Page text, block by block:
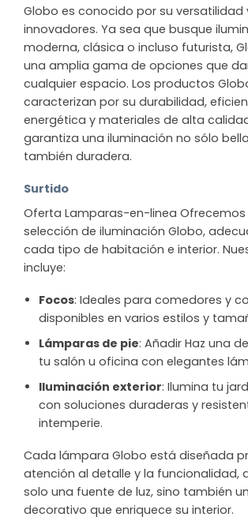
Globo es conocido por su versatilidad
innovadores. Ya sea que busque
moderna, clásica o incluso futurista,
una amplia gama de opciones que
cualquier espacio. Los productos
caracterizan por su durabilidad,
energética y materiales de alta
garantiza una iluminación no sólo
también duradera.
Surtido
Oferta Lamparas-en-linea
selección de iluminación Globo,
cada tipo de habitación e interior.
incluye:
Focos: Ideales para comedores y
disponibles en varios estilos y
Lámparas de pie: Añadir Haz una
tu salón u oficina con elegantes
Iluminación exterior: Ilumina tu
con soluciones duraderas y
intemperie.
Cada lámpara Globo está diseñada
atención al detalle y la funcionalidad,
solo una fuente de luz, sino también
decorativo que enriquece su interior.